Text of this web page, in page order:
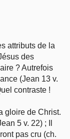
attributs de la
des
? Autrefois
(Jean 13 v.
contraste !
gloire de Christ.
5 v. 22) ; Il
pas cru (ch.